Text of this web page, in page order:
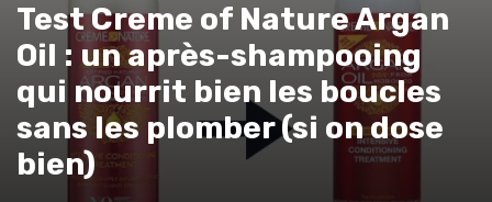
Test Creme of Nature Argan
Oil : un après-shampooing
qui nourrit bien les boucles
sans les plomber (si on dose
bien)